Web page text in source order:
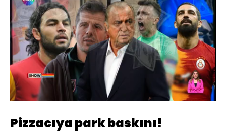
Sesi
Aç
Yüklendi
27.95%
Oynatma
Hızı
Pizzacıya park baskını!